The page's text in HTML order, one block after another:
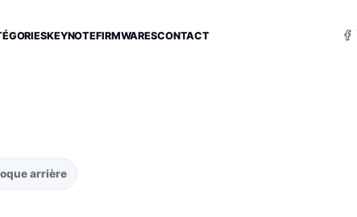
KEYNOTEFIRMWARESCONTACT
arrière